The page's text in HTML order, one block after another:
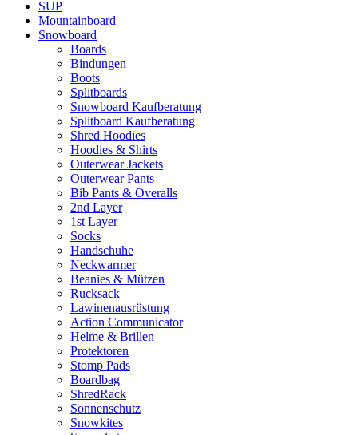
SUP
Mountainboard
Snowboard
Boards
Bindungen
Boots
Splitboards
Snowboard Kaufberatung
Splitboard Kaufberatung
Shred Hoodies
Hoodies & Shirts
Outerwear Jackets
Outerwear Pants
Bib Pants & Overalls
2nd Layer
1st Layer
Socks
Handschuhe
Neckwarmer
Beanies & Mützen
Rucksack
Lawinenausrüstung
Action Communicator
Helme & Brillen
Protektoren
Stomp Pads
Boardbag
ShredRack
Sonnenschutz
Snowkites